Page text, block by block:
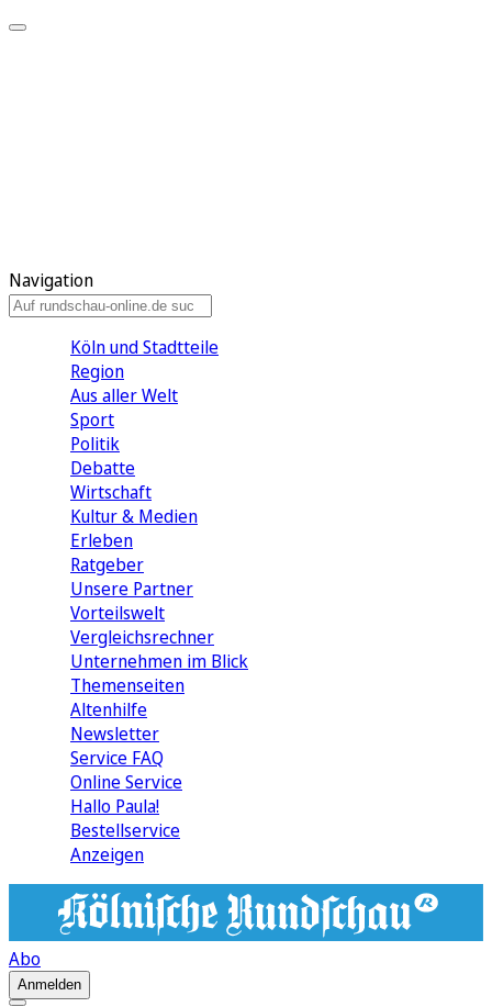
Navigation
Köln und Stadtteile
Region
Aus aller Welt
Sport
Politik
Debatte
Wirtschaft
Kultur & Medien
Erleben
Ratgeber
Unsere Partner
Vorteilswelt
Vergleichsrechner
Unternehmen im Blick
Themenseiten
Altenhilfe
Newsletter
Service FAQ
Online Service
Hallo Paula!
Bestellservice
Anzeigen
Abo
Anmelden